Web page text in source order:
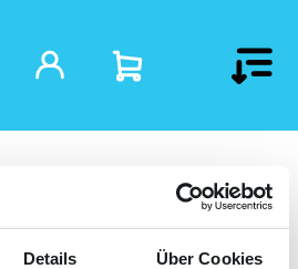
Details Über Cookies